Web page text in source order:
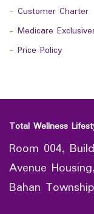
- Customer Charter
- Medicare
- Price Policy
Total Wellness
Room 004,
Avenue
Bahan